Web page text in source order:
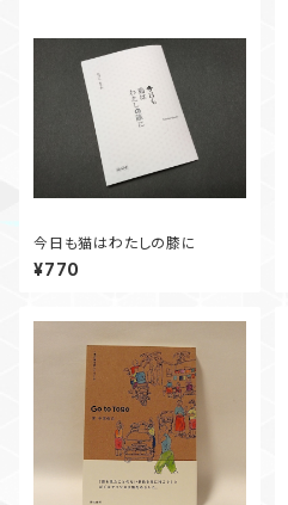
今日も猫はわたしの膝に
¥770